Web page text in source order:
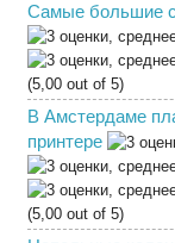
Самые большие
(5,00 out of 5)
В Амстердаме
принтере
(5,00 out of 5)